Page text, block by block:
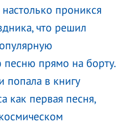
проникся
что решил
прямо на борту.
попала в книгу
как первая песня,